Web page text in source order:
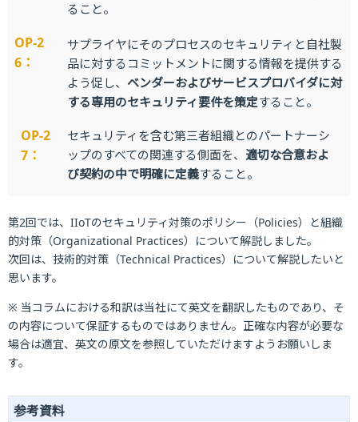
ること。
OP-2
6：
サプライヤにそのプロセスのセキュリティと自社製
品に対するコミットメントに関する情報を提供する
よう促し、 ベンダーおよびサービスプロバイダに対
する専用のセキュリティ要件を策定すること。
OP-2
7：
セキュリティを含む第三者組織とのパートナーシ
ップのすべての関連する側面を、 適切な合意およ
び契約の中で明確に定義すること。
第2回では、IIoTのセキュリティ対策のポリシー（Policies）と組織
的対策（Organizational Practices）について解説しました。
次回は、技術的対策（Technical Practices）について解説したいと
思います。
※ 当コラムにおける和訳は当社にて英文を翻訳したものであり、そ
の内容について保証するものではありません。正確な内容が必要な
場合は適宜、英文の原文を参照していただけますようお願いしま
す。
参考資料